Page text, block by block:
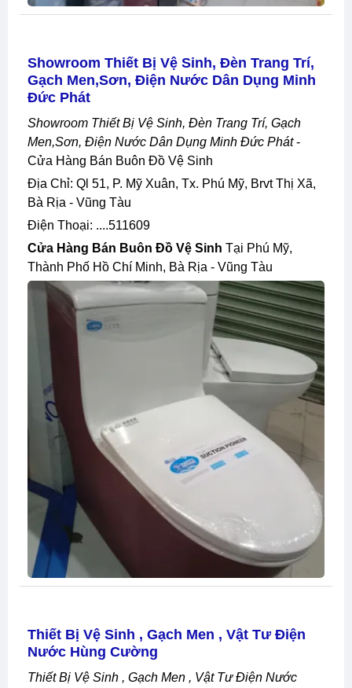
Showroom Thiết Bị Vệ Sinh, Đèn Trang Trí,
Gạch Men,sơn, Điện Nước Dân Dụng Minh
Đức Phát
Showroom Thiết Bị Vệ Sinh, Đèn Trang Trí, Gạch
Men,sơn, Điện Nước Dân Dụng Minh Đức Phát-
Cửa Hàng Bán Buôn Đồ Vệ Sinh
Địa Chỉ: Ql 51, P. Mỹ Xuân, Tx. Phú Mỹ, Brvt Thị Xã,
Bà Rịa - Vũng Tàu
Điện Thoại: ....511609
Cửa Hàng Bán Buôn Đồ Vệ Sinh Tại Phú Mỹ,
Thành Phố Hồ Chí Minh, Bà Rịa - Vũng Tàu
Thiết Bị Vệ Sinh , Gạch Men , Vật Tư Điện
Nước Hùng Cường
Thiết Bị Vệ Sinh , Gạch Men , Vật Tư Điện Nước